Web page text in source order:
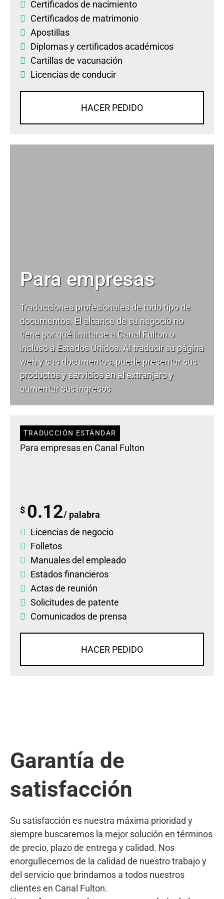
Certificados de nacimiento
Certificados de matrimonio
Apostillas
Diplomasycertificados académicos
Cartillas de vacunación
Licencias de conducir
HACER PEDIDO
Para empresas
Traducciones profesionales de todo tipo de
documentos. El alcance de su negocio no
tiene por qué limitarse a Canal Fulton o
incluso a Estados Unidos. Al traducir su página
web y sus documentos, puede presentar sus
productos y servicios en el extranjero y
aumentar sus ingresos.
TRADUCCIÓN ESTÁNDAR
Para empresas en Canal Fulton
$ 0.12/ palabra
Licencias de negocio
Folletos
Manuales del empleado
Estados financieros
Actas de reunión
Solicitudes de patente
Comunicados de prensa
HACER PEDIDO
Garantía de
satisfacción
Su satisfacción es nuestra máxima prioridad y
siempre buscaremos la mejor solución en términos
de precio, plazo de entrega y calidad. Nos
enorgullecemos de la calidad de nuestro trabajo y
del servicio que brindamos a todos nuestros
clientes en Canal Fulton.